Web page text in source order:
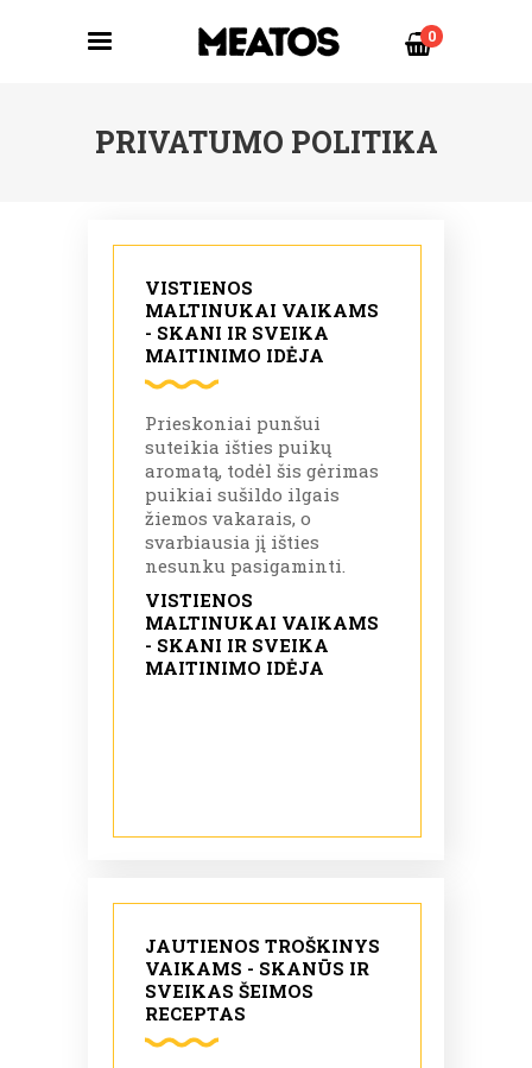
0
PRIVATUMO POLITIKA
VISTIENOS
MALTINUKAI VAIKAMS
- SKANI IR SVEIKA
MAITINIMO IDĖJA
Prieskoniai punšui
suteikia išties puikų
aromatą, todėl šis gėrimas
puikiai sušildo ilgais
žiemos vakarais, o
svarbiausia jį išties
nesunku pasigaminti.
VISTIENOS
MALTINUKAI VAIKAMS
- SKANI IR SVEIKA
MAITINIMO IDĖJA
JAUTIENOS TROŠKINYS
VAIKAMS - SKANŪS IR
SVEIKAS ŠEIMOS
RECEPTAS